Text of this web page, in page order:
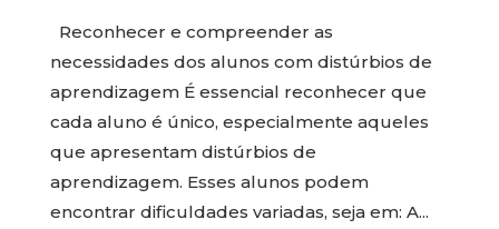
Reconhecer e compreender as
necessidades dos alunos com distúrbios de
aprendizagem É essencial reconhecer que
cada aluno é único, especialmente aqueles
que apresentam distúrbios de
aprendizagem. Esses alunos podem
encontrar dificuldades variadas, seja em: A...